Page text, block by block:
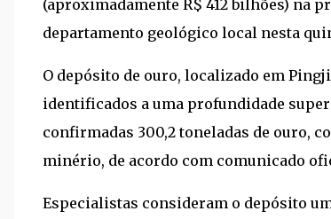
(aproximadamente R$ 412 bilhões) na
departamento geológico local nesta
O depósito de ouro, localizado em
identificados a uma profundidade
confirmadas 300,2 toneladas de ouro,
minério, de acordo com comunicado
Especialistas consideram o depósito